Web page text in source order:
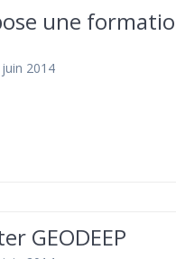
une
2014
GEODEEP